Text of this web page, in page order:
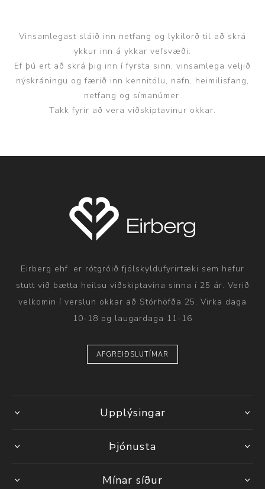
Vinsamlegast sláið inn netfang og lykilorð til að skrá
ykkur inn á ykkar vefsvæði.
Ef þú ert að skrá þig inn í fyrsta sinn, vinsamlega veljið
nýskráningu og færið inn kennitölu, nafn, heimilisfang,
netfang og símanúmer.
Takk fyrir að vera viðskiptavinur okkar.
Eirberg ehf. er rótgróið fjölskyldufyrirtæki sem hefur
stutt við bætta heilsu viðskiptavina sinna í 25 ár. Verið
velkomin í verslun okkar að Stórhöfða 25. Virka daga
10-18 og laugardaga 11-16
AFGREIÐSLUTÍMAR
Upplýsingar
Þjónusta
Mínar síður